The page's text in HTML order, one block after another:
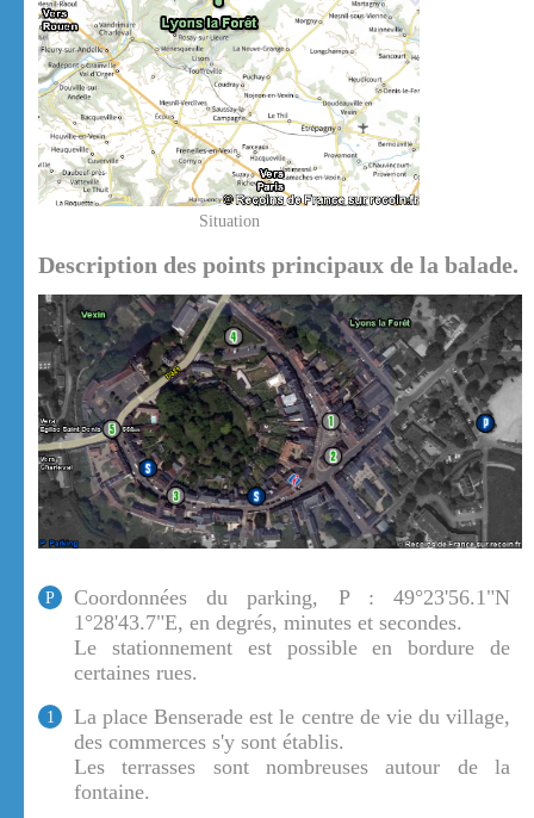
Situation
Description des points principaux de la balade.
P
Coordonnées du parking, P : 49°23'56.1"N
1°28'43.7"E, en degrés, minutes et secondes.
Le stationnement est possible en bordure de
certaines rues.
1
La place Benserade est le centre de vie du village,
des commerces s'y sont établis.
Les terrasses sont nombreuses autour de la
fontaine.